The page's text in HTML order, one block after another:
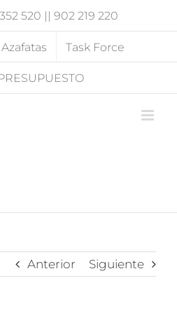
520 || 902 219 220
Azafatas Task Force
Anterior Siguiente